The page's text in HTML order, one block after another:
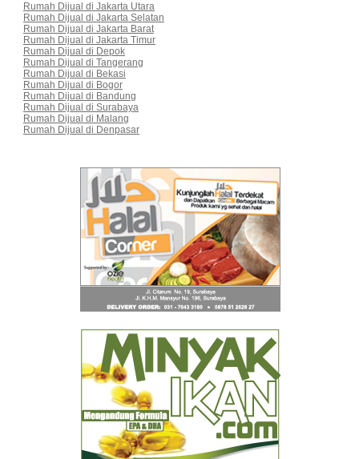
Rumah Dijual di Jakarta Utara
Rumah Dijual di Jakarta Selatan
Rumah Dijual di Jakarta Barat
Rumah Dijual di Jakarta Timur
Rumah Dijual di Depok
Rumah Dijual di Tangerang
Rumah Dijual di Bekasi
Rumah Dijual di Bogor
Rumah Dijual di Bandung
Rumah Dijual di Surabaya
Rumah Dijual di Malang
Rumah Dijual di Denpasar